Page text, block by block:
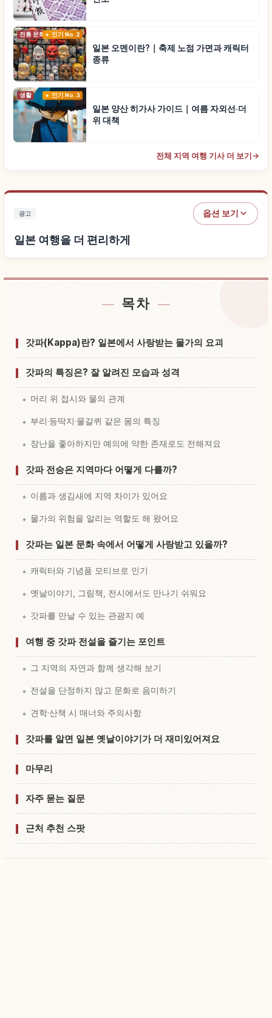
전통 문화 인기 No.2
일본 오멘이란?｜축제 노점 가면과 캐릭터
종류
생활 인기 No.3
일본 양산 히가사 가이드｜여름 자외선·더
위 대책
전체 지역 여행 기사 더 보기 →
광고 옵션 보기
일본 여행을 더 편리하게
일본 근처 숙소 찾기↗
일본 체험 찾기↗
목차
갓파(Kappa)란? 일본에서 사랑받는 물가의 요괴
갓파의 특징은? 잘 알려진 모습과 성격
머리 위 접시와 물의 관계
부리·등딱지·물갈퀴 같은 몸의 특징
장난을 좋아하지만 예의에 약한 존재로도 전해져요
갓파 전승은 지역마다 어떻게 다를까?
이름과 생김새에 지역 차이가 있어요
물가의 위험을 알리는 역할도 해 왔어요
갓파는 일본 문화 속에서 어떻게 사랑받고 있을까?
캐릭터와 기념품 모티브로 인기
옛날이야기, 그림책, 전시에서도 만나기 쉬워요
갓파를 만날 수 있는 관광지 예
여행 중 갓파 전설을 즐기는 포인트
그 지역의 자연과 함께 생각해 보기
전설을 단정하지 않고 문화로 음미하기
견학·산책 시 매너와 주의사항
갓파를 알면 일본 옛날이야기가 더 재미있어져요
마무리
자주 묻는 질문
근처 추천 스팟